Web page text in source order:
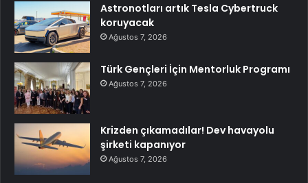
Astronotları artık Tesla Cybertruck
koruyacak
Ağustos 7, 2026
Türk Gençleri İçin Mentorluk Programı
Ağustos 7, 2026
Krizden çıkamadılar! Dev havayolu
şirketi kapanıyor
Ağustos 7, 2026